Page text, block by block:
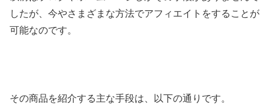
したが、今やさまざまな方法でアフィエイトをすることが
可能なのです。
その商品を紹介する主な手段は、以下の通りです。